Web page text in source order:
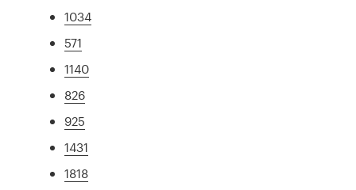
1034
571
1140
826
925
1431
1818